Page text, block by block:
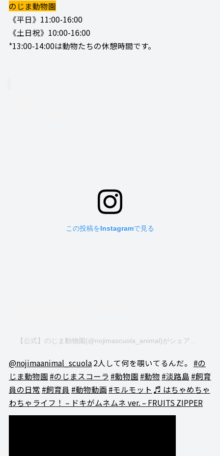
のじま動物園
《平日》11:00-16:00
《土日祝》10:00-16:00
*13:00-14:00は動物たちの休憩時間です。
この投稿をInstagramで見る
【公式】のじま動物園(@nojimascuola_animal)がシェアした投稿
@nojimaanimal_scuola2人して何を覗いてるんだ。 #の
じま動物園 #のじまスコーラ #動物園 #動物 #淡路島 #飼育
員の日常 #飼育員 #動物動画 #モルモット ♬ はちゃめちゃ
わちゃライフ！ – ドキがムネムネ ver. – FRUITS ZIPPER